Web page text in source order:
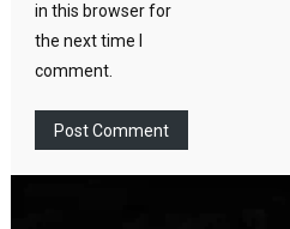
in this browser for
the next time I
comment.